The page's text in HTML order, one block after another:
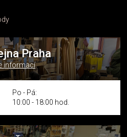
Praha
informací
Po - Pá:
10:00 - 18:00 hod.